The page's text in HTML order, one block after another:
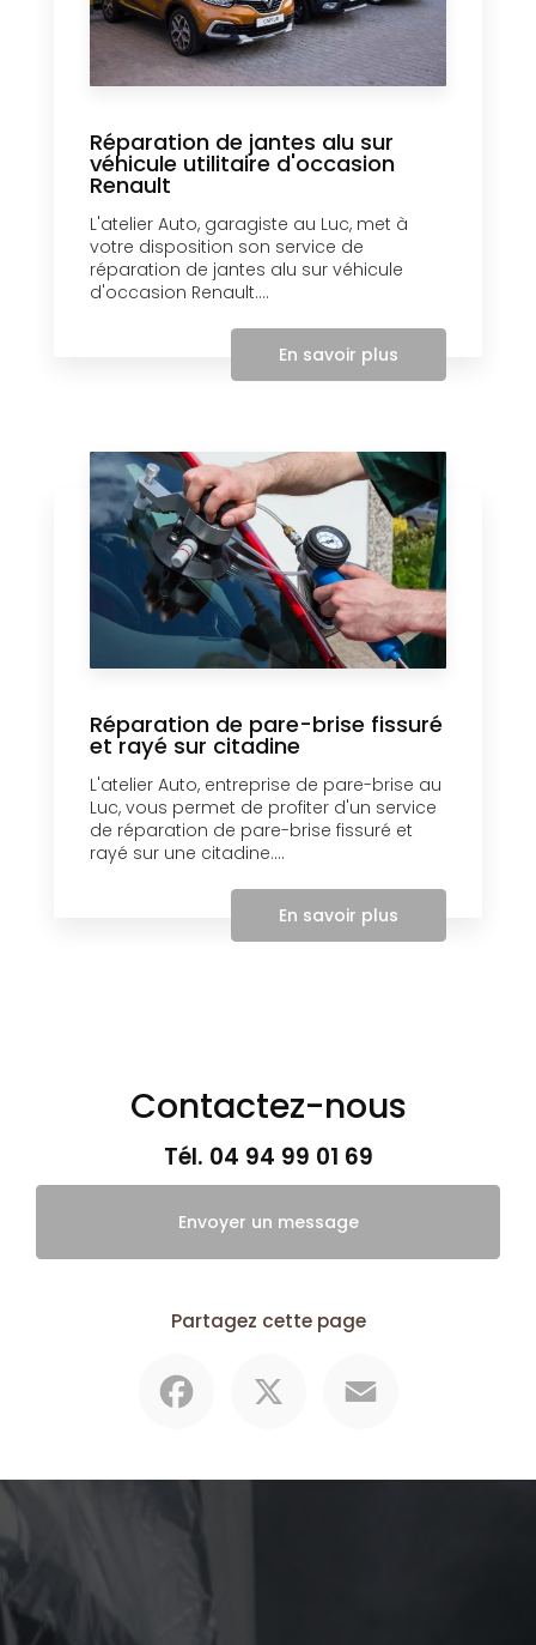
Réparation de jantes alu sur
véhicule utilitaire d'occasion
Renault
L'atelier Auto, garagiste au Luc, met à
votre disposition son service de
réparation de jantes alu sur véhicule
d'occasion Renault....
En savoir plus
Réparation de pare-brise fissuré
et rayé sur citadine
L'atelier Auto, entreprise de pare-brise au
Luc, vous permet de profiter d'un service
de réparation de pare-brise fissuré et
rayé sur une citadine....
En savoir plus
Contactez-nous
Tél. 04 94 99 01 69
Envoyer un message
Partagez cette page